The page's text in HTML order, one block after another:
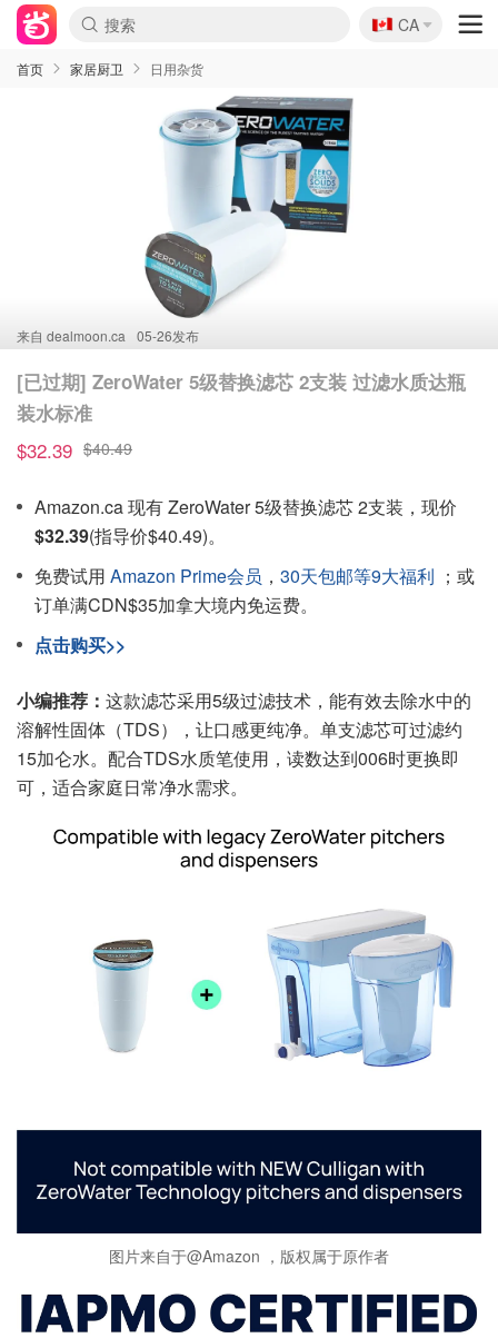
🇨🇦
CA
首页 家居厨卫 日用杂货
来自 dealmoon.ca 05-26发布
[已过期] ZeroWater 5级替换滤芯 2支装 过滤水质达瓶
装水标准
$32.39 $40.49
Amazon.ca 现有 ZeroWater 5级替换滤芯 2支装，现价
$32.39(指导价$40.49)。
免费试用 Amazon Prime会员 ， 30天包邮等9大福利 ；或
订单满CDN$35加拿大境内免运费。
点击购买>>
小编推荐： 这款滤芯采用5级过滤技术，能有效去除水中的
溶解性固体（TDS），让口感更纯净。单支滤芯可过滤约
15加仑水。配合TDS水质笔使用，读数达到006时更换即
可，适合家庭日常净水需求。
图片来自于@Amazon ，版权属于原作者